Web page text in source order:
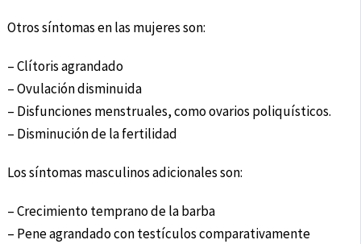
Otros síntomas en las mujeres son:
– Clítoris agrandado
– Ovulación disminuida
– Disfunciones menstruales, como ovarios poliquísticos.
– Disminución de la fertilidad
Los síntomas masculinos adicionales son:
– Crecimiento temprano de la barba
– Pene agrandado con testículos comparativamente